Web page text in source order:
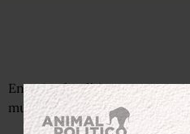
En animal político nos
mundo de la mejor forma.